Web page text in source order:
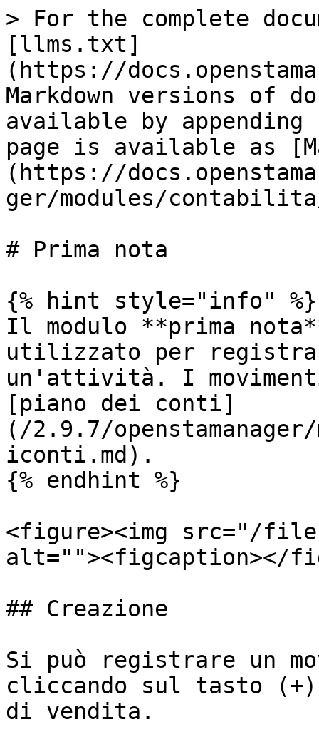
> For the complete
[llms.txt]
(https://
Markdown versions of
available by
page is available as
(https://
ger/modules/
# Prima nota
{% hint style="info" %}
Il modulo **prima
utilizzato per
un'attività. I
[piano dei conti]
(/2.9.7/
iconti.md).
{% endhint %}
<figure><img src="/files/
alt=""><figcaption></
## Creazione
Si può registrare un
cliccando sul tasto
di vendita.